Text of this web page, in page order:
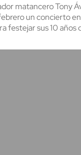
matancero Tony
un concierto
festejar sus 10 años